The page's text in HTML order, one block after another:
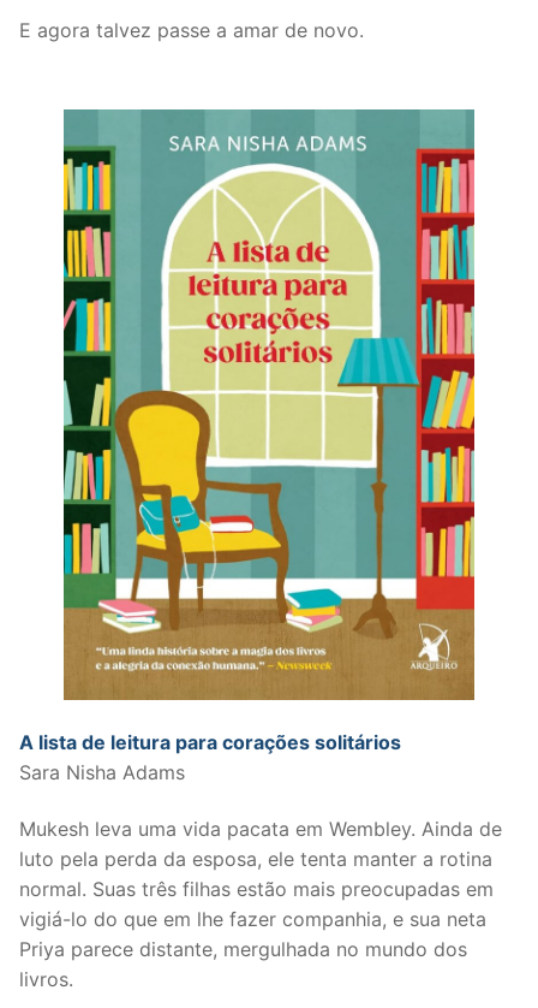
E agora talvez passe a amar de novo.
A lista de leitura para corações solitários
Sara Nisha Adams
Mukesh leva uma vida pacata em Wembley. Ainda de
luto pela perda da esposa, ele tenta manter a rotina
normal. Suas três filhas estão mais preocupadas em
vigiá-lo do que em lhe fazer companhia, e sua neta
Priya parece distante, mergulhada no mundo dos
livros.